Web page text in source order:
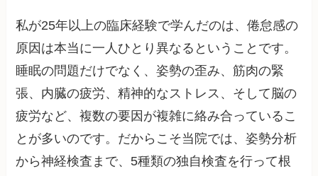
私が25年以上の臨床経験で学んだのは、倦怠感の
原因は本当に一人ひとり異なるということです。
睡眠の問題だけでなく、姿勢の歪み、筋肉の緊
張、内臓の疲労、精神的なストレス、そして脳の
疲労など、複数の要因が複雑に絡み合っているこ
とが多いのです。だからこそ当院では、姿勢分析
から神経検査まで、5種類の独自検査を行って根